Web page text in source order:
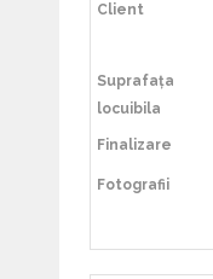
Client
Suprafața
locuibila
Finalizare
Fotografii